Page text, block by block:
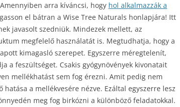
arra kíváncsi, hogy hol alkalmazzák a
el bátran a Wise Tree Naturals honlapjára! Itt
javasolt szedniük. Mindezek mellett, az
megfelelő használatát is. Megtudhatja, hogy a
kimagasló szerepet. Egyszerre méregtelenít,
a feszültséget. Csakis gyógynövények kivonatait
mellékhatást sem fog érezni. Amit pedig nem
hatása a mellékvesére nézve. Ezáltal egyszerre lesz
meg fog birkózni a különböző feladatokkal.